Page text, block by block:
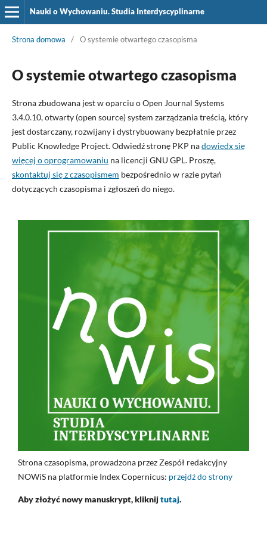
Nauki o Wychowaniu. Studia Interdyscyplinarne
Strona domowa / O systemie otwartego czasopisma
O systemie otwartego czasopisma
Strona zbudowana jest w oparciu o Open Journal Systems
3.4.0.10, otwarty (open source) system zarządzania treścią, który
jest dostarczany, rozwijany i dystrybuowany bezpłatnie przez
Public Knowledge Project. Odwiedź stronę PKP nadowiedx się
więcej o oprogramowaniu na licencji GNU GPL. Proszę,
skontaktuj się z czasopismem bezpośrednio w razie pytań
dotyczących czasopisma i zgłoszeń do niego.
Strona czasopisma, prowadzona przez Zespół redakcyjny
NOWiS na platformie Index Copernicus: przejdź do strony
Aby złożyć nowy manuskrypt, kliknijtutaj.